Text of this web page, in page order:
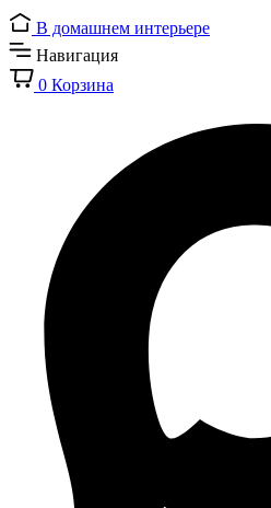
В домашнем интерьере
Навигация
0 Корзина